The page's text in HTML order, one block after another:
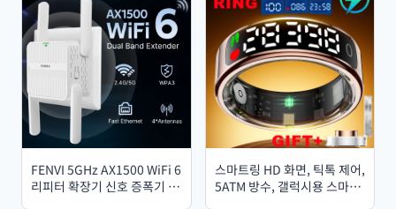
FENVI 5GHz AX1500 WiFi 6
리피터 확장기 신호 증폭기 듀
스마트링 HD 화면, 틱톡 제어,
5ATM 방수, 갤럭시용 스마트